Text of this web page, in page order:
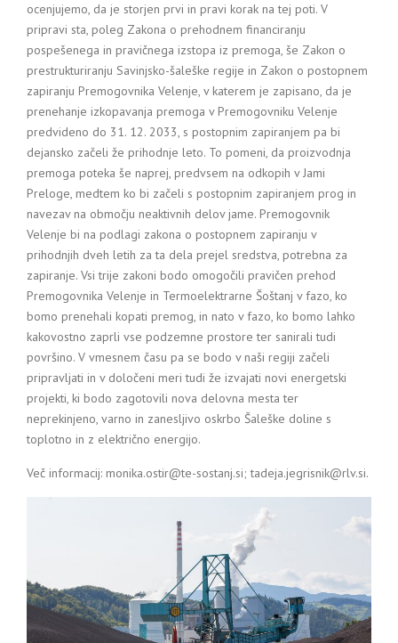
ocenjujemo, da je storjen prvi in pravi korak na tej poti. V
pripravi sta, poleg Zakona o prehodnem financiranju
pospešenega in pravičnega izstopa iz premoga, še Zakon o
prestrukturiranju Savinjsko-šaleške regije in Zakon o postopnem
zapiranju Premogovnika Velenje, v katerem je zapisano, da je
prenehanje izkopavanja premoga v Premogovniku Velenje
predvideno do 31. 12. 2033, s postopnim zapiranjem pa bi
dejansko začeli že prihodnje leto. To pomeni, da proizvodnja
premoga poteka še naprej, predvsem na odkopih v Jami
Preloge, medtem ko bi začeli s postopnim zapiranjem prog in
navezav na območju neaktivnih delov jame. Premogovnik
Velenje bi na podlagi zakona o postopnem zapiranju v
prihodnjih dveh letih za ta dela prejel sredstva, potrebna za
zapiranje. Vsi trije zakoni bodo omogočili pravičen prehod
Premogovnika Velenje in Termoelektrarne Šoštanj v fazo, ko
bomo prenehali kopati premog, in nato v fazo, ko bomo lahko
kakovostno zaprli vse podzemne prostore ter sanirali tudi
površino. V vmesnem času pa se bodo v naši regiji začeli
pripravljati in v določeni meri tudi že izvajati novi energetski
projekti, ki bodo zagotovili nova delovna mesta ter
neprekinjeno, varno in zanesljivo oskrbo Šaleške doline s
toplotno in z električno energijo.
Več informacij: monika.ostir@te-sostanj.si; tadeja.jegrisnik@rlv.si.